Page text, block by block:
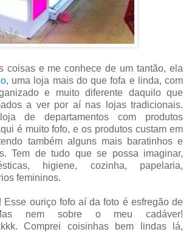
coisas e me conhece de um tantão, ela
, uma loja mais do que fofa e linda, com
e muito diferente daquilo que
a ver por aí nas lojas tradicionais.
de departamentos com produtos
é muito fofo, e os produtos custam em
também alguns mais baratinhos e
Tem de tudo que se possa imaginar,
higiene, cozinha, papelaria,
femininos.
Esse ouriço fofo aí da foto é esfregão de
nem sobre o meu cadáver!
Comprei coisinhas bem lindas lá,